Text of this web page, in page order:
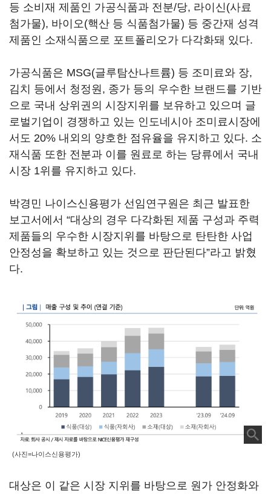
등 소비재 제품인 가공식품과 전분/당, 라이신(사료
첨가물), 바이오(핵산 등 식품첨가물) 등 중간재 성격
제품인 소재식품으로 포트폴리오가 다각화돼 있다.
가공식품은 MSG(글루탐산나트륨) 등 조미료와 장,
김치 등에서 청정원, 종가 등의 우수한 브랜드를 기반
으로 국내 상위권의 시장지위를 보유하고 있으며 글
로벌기업이 경쟁하고 있는 인도네시아 조미료시장에
서도 20% 내외의 양호한 점유율을 유지하고 있다. 소
재식품 또한 전분과 이를 원료로 하는 당류에서 국내
시장 1위를 유지하고 있다.
박경민 나이스신용평가 선임연구원은 최근 발표한
보고서에서 “대상의 경우 다각화된 제품 구성과 주력
제품들의 우수한 시장지위를 바탕으로 탄탄한 사업
안정성을 확보하고 있는 것으로 판단된다”라고 밝혔
다.
(사진=나이스신용평가)
대상은 이 같은 시장 지위를 바탕으로 원가 안정화와